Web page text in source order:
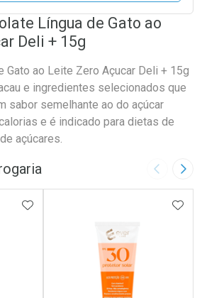
Língua de Gato ao
Deli + 15g
Gato ao Leite Zero Açucar Deli + 15g
e ingredientes selecionados que
sabor semelhante ao do açúcar
e é indicado para dietas de
açúcares.
Imagem
ADICIONAR AOS FAVORITOS